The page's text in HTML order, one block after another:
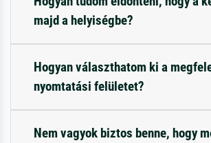
majd a helyiségbe?
Hogyan választhatom ki a
nyomtatási felületet?
Nem vagyok biztos benne, hogy